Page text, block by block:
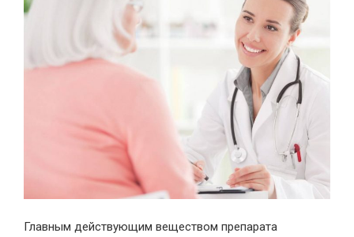
Главным действующим веществом препарата